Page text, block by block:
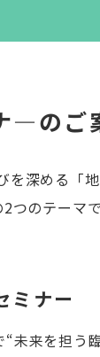
―のご
深める「
のテーマで
ミナー
未来を担う